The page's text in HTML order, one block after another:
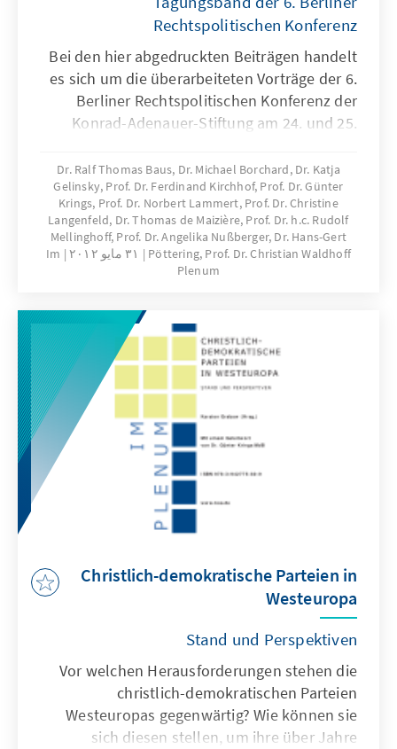
Rechtspolitischen Konferenz
Bei den hier abgedruckten Beiträgen handelt
es sich um die überarbeiteten Vorträge der 6.
Berliner Rechtspolitischen Konferenz der
Konrad-Adenauer-Stiftung am 24. und 25.
Dr. Ralf Thomas Baus, Dr. Michael Borchard, Dr. Katja
Gelinsky, Prof. Dr. Ferdinand Kirchhof, Prof. Dr. Günter
Krings, Prof. Dr. Norbert Lammert, Prof. Dr. Christine
Langenfeld, Dr. Thomas de Maizière, Prof. Dr. h.c. Rudolf
Mellinghoff, Prof. Dr. Angelika Nußberger, Dr. Hans-Gert
Pöttering, Prof. Dr. Christian Waldhoff
٣١ مايو ٢٠١٢
Im
Plenum
Christlich-demokratische Parteien in
Westeuropa
Stand und Perspektiven
Vor welchen Herausforderungen stehen die
christlich-demokratischen Parteien
Westeuropas gegenwärtig? Wie können sie
sich diesen stellen, um ihre über Jahre